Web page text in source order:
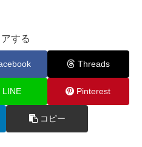
する
Threads
LINE Pinterest
コピー